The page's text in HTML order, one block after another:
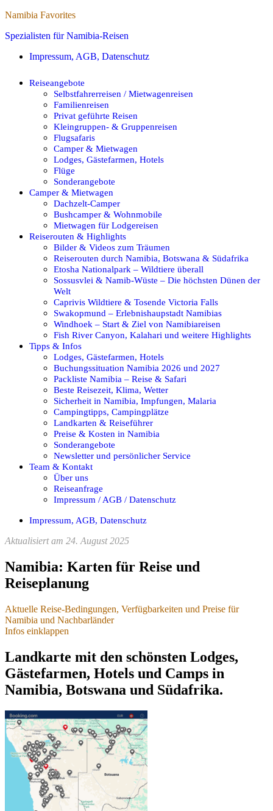
Namibia Favorites
Spezialisten für Namibia-Reisen
Impressum, AGB, Datenschutz
Reiseangebote
Selbstfahrerreisen / Mietwagenreisen
Familienreisen
Privat geführte Reisen
Kleingruppen- & Gruppenreisen
Flugsafaris
Camper & Mietwagen
Lodges, Gästefarmen, Hotels
Flüge
Sonderangebote
Camper & Mietwagen
Dachzelt-Camper
Bushcamper & Wohnmobile
Mietwagen für Lodgereisen
Reiserouten & Highlights
Bilder & Videos zum Träumen
Reiserouten durch Namibia, Botswana & Südafrika
Etosha Nationalpark – Wildtiere überall
Sossusvlei & Namib-Wüste – Die höchsten Dünen der
Welt
Caprivis Wildtiere & Tosende Victoria Falls
Swakopmund – Erlebnishaupstadt Namibias
Windhoek – Start & Ziel von Namibiareisen
Fish River Canyon, Kalahari und weitere Highlights
Tipps & Infos
Lodges, Gästefarmen, Hotels
Buchungssituation Namibia 2026 und 2027
Packliste Namibia – Reise & Safari
Beste Reisezeit, Klima, Wetter
Sicherheit in Namibia, Impfungen, Malaria
Campingtipps, Campingplätze
Landkarten & Reiseführer
Preise & Kosten in Namibia
Sonderangebote
Newsletter und persönlicher Service
Team & Kontakt
Über uns
Reiseanfrage
Impressum / AGB / Datenschutz
Impressum, AGB, Datenschutz
Aktualisiert am 24. August 2025
Namibia: Karten für Reise und
Reiseplanung
Verfügbarkeiten und Preise
- für Namibia und Nachbarländer
Sicherheit und Einreise
Hohe Sicherheit, keine Reisewarnungen
Namibia und Botswana sind auch 2026 wieder als Reiseländer
mit europäischem Sicherheits-Niveau klassifiziert.
A3M Risikokarte - Weltweite Reisesicherheit 2026
Aktuelle Reise-Bedingungen, Verfügbarkeiten und Preise für
Namibia und Nachbarländer
Infos einklappen
Landkarte mit den schönsten Lodges,
Gästefarmen, Hotels und Camps in
Namibia, Botswana und Südafrika.